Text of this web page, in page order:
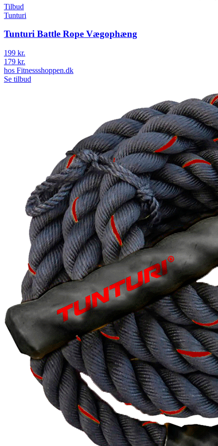
Tilbud
Tunturi
Tunturi Battle Rope Vægophæng
199 kr.
179 kr.
hos Fitnessshoppen.dk
Se tilbud